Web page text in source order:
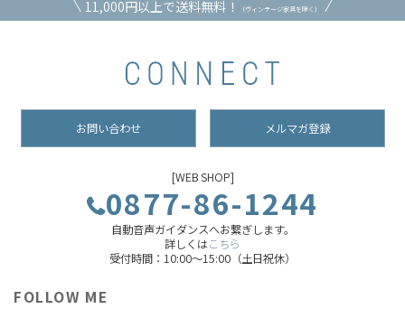
11,000円以上で送料無料！ （ヴィンテージ家具を除く）
お問い合わせ メルマガ登録
[WEB SHOP]
0877-86-1244
自動音声ガイダンスへお繋ぎします。
詳しくはこちら
受付時間：10:00～15:00（土日祝休）
FOLLOW ME